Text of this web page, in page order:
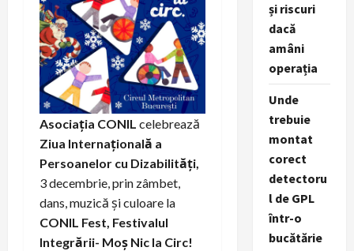
Asociația CONIL celebrează
Ziua Internațională a
Persoanelor cu Dizabilități,
3 decembrie, prin zâmbet,
dans, muzică și culoare la
CONIL Fest, Festivalul
Integrării- Moș Nic la Circ!
și riscuri
dacă
amâni
operația
Unde
trebuie
montat
corect
detectoru
l de GPL
într-o
bucătărie